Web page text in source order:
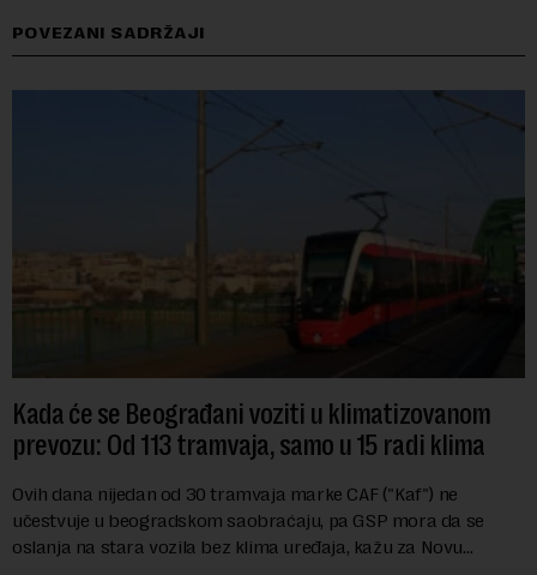
POVEZANI SADRŽAJI
Kada će se Beograđani voziti u klimatizovanom
prevozu: Od 113 tramvaja, samo u 15 radi klima
Ovih dana nijedan od 30 tramvaja marke CAF ("Kaf") ne
učestvuje u beogradskom saobraćaju, pa GSP mora da se
oslanja na stara vozila bez klima uređaja, kažu za Novu